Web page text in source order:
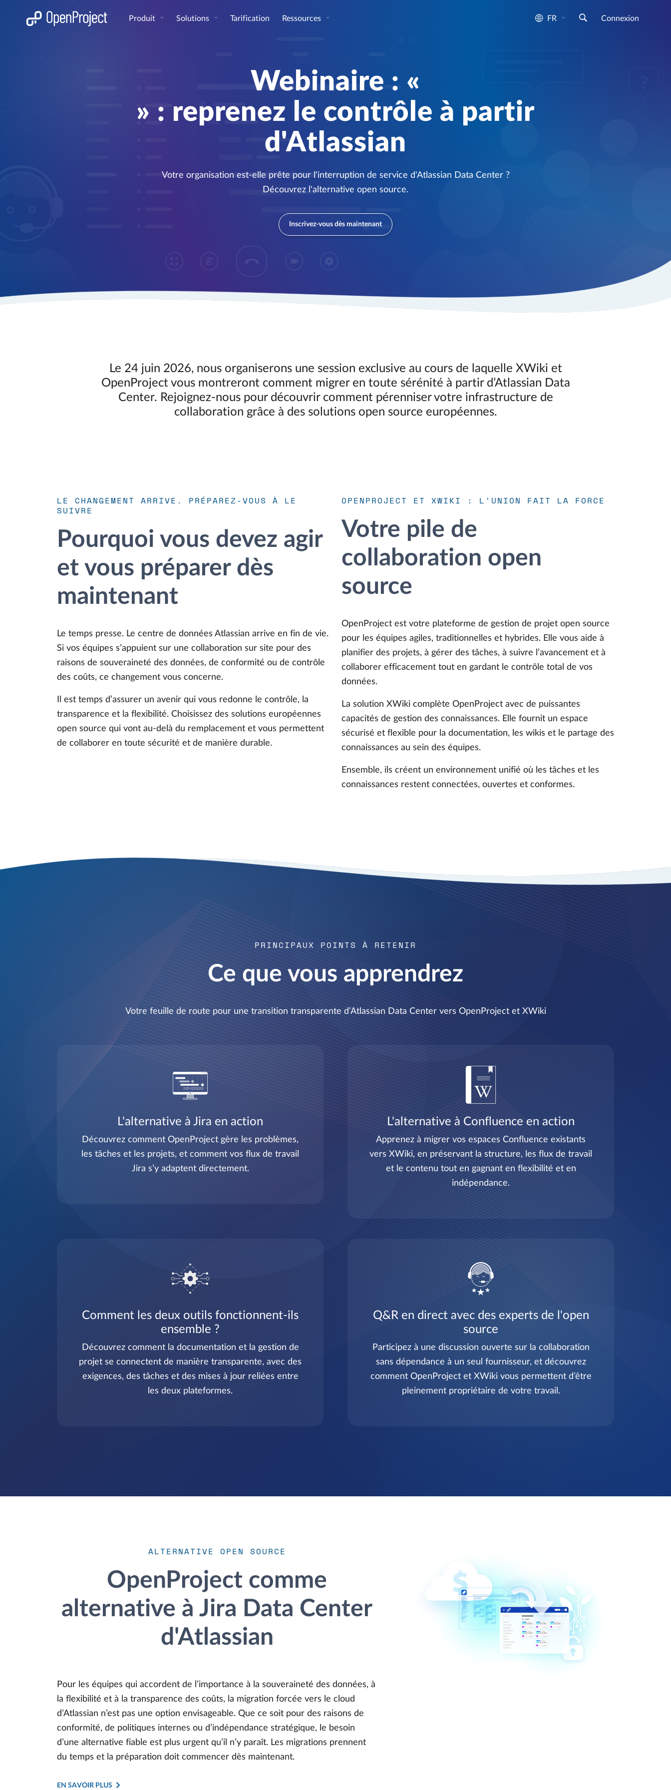
Produit Solutions Tarification Ressources FR Connexion
Webinaire : «
» : reprenez le contrôle à partir
d'Atlassian
Votre organisation est-elle prête pour l'interruption de service d'Atlassian Data Center ?
Découvrez l'alternative open source.
Inscrivez-vous dès maintenant
Le 24 juin 2026, nous organiserons une session exclusive au cours de laquelle XWiki et
OpenProject vous montreront comment migrer en toute sérénité à partir d’Atlassian Data
Center. Rejoignez-nous pour découvrir comment pérenniser votre infrastructure de
collaboration grâce à des solutions open source européennes.
LE CHANGEMENT ARRIVE. PRÉPAREZ-VOUS À LE
SUIVRE
Pourquoi vous devez agir
et vous préparer dès
maintenant
Le temps presse. Le centre de données Atlassian arrive en fin de vie.
Si vos équipes s’appuient sur une collaboration sur site pour des
raisons de souveraineté des données, de conformité ou de contrôle
des coûts, ce changement vous concerne.
Il est temps d’assurer un avenir qui vous redonne le contrôle, la
transparence et la flexibilité. Choisissez des solutions européennes
open source qui vont au-delà du remplacement et vous permettent
de collaborer en toute sécurité et de manière durable.
OPENPROJECT ET XWIKI : L'UNION FAIT LA FORCE
Votre pile de
collaboration open
source
OpenProject est votre plateforme de gestion de projet open source
pour les équipes agiles, traditionnelles et hybrides. Elle vous aide à
planifier des projets, à gérer des tâches, à suivre l’avancement et à
collaborer efficacement tout en gardant le contrôle total de vos
données.
La solution XWiki complète OpenProject avec de puissantes
capacités de gestion des connaissances. Elle fournit un espace
sécurisé et flexible pour la documentation, les wikis et le partage des
connaissances au sein des équipes.
Ensemble, ils créent un environnement unifié où les tâches et les
connaissances restent connectées, ouvertes et conformes.
PRINCIPAUX POINTS À RETENIR
Ce que vous apprendrez
Votre feuille de route pour une transition transparente d’Atlassian Data Center vers OpenProject et XWiki
L'alternative à Jira en action
Découvrez comment OpenProject gère les problèmes,
les tâches et les projets, et comment vos flux de travail
Jira s’y adaptent directement.
L'alternative à Confluence en action
Apprenez à migrer vos espaces Confluence existants
vers XWiki, en préservant la structure, les flux de travail
et le contenu tout en gagnant en flexibilité et en
indépendance.
Comment les deux outils fonctionnent-ils
ensemble ?
Découvrez comment la documentation et la gestion de
projet se connectent de manière transparente, avec des
exigences, des tâches et des mises à jour reliées entre
les deux plateformes.
Q&R en direct avec des experts de l'open
source
Participez à une discussion ouverte sur la collaboration
sans dépendance à un seul fournisseur, et découvrez
comment OpenProject et XWiki vous permettent d’être
pleinement propriétaire de votre travail.
ALTERNATIVE OPEN SOURCE
OpenProject comme
alternative à Jira Data Center
d'Atlassian
Pour les équipes qui accordent de l’importance à la souveraineté des données, à
la flexibilité et à la transparence des coûts, la migration forcée vers le cloud
d’Atlassian n’est pas une option envisageable. Que ce soit pour des raisons de
conformité, de politiques internes ou d’indépendance stratégique, le besoin
d’une alternative fiable est plus urgent qu’il n’y paraît. Les migrations prennent
du temps et la préparation doit commencer dès maintenant.
EN SAVOIR PLUS